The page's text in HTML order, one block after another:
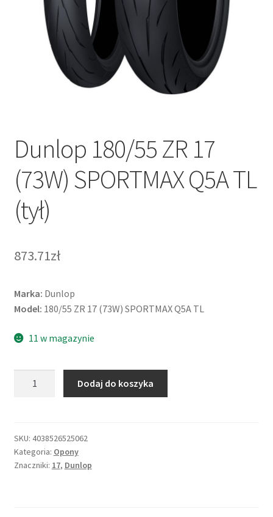
Dunlop 180/55 ZR 17
(73W) SPORTMAX Q5A TL
(tył)
873.71zł
Marka: Dunlop
Model: 180/55 ZR 17 (73W) SPORTMAX Q5A TL
11 w magazynie
17
(73W)
SPORTMAX
Dodaj do koszyka
SKU: 4038526525062
Kategoria: Opony
Znaczniki: 17, Dunlop